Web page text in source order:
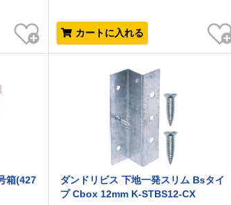
お気に入り
カートに入れる
お気に入り
箱(427
ダンドリビス 下地一発スリム Bsタイ
プ Cbox 12mm K-STBS12-CX